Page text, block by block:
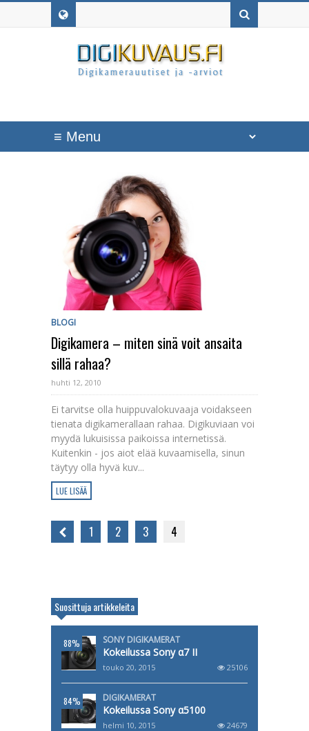
BLOGI
Digikamera – miten sinä voit ansaita
sillä rahaa?
huhti 12, 2010
Ei tarvitse olla huippuvalokuvaaja voidakseen
tienata digikamerallaan rahaa. Digikuviaan voi
myydä lukuisissa paikoissa internetissä.
Kuitenkin - jos aiot elää kuvaamisella, sinun
täytyy olla hyvä kuv...
LUE LISÄÄ
1 2 3 4
Suosittuja artikkeleita
88% SONY DIGIKAMERAT
Kokeilussa Sony α7 II
touko 20, 2015 25106
84% DIGIKAMERAT
Kokeilussa Sony α5100
helmi 10, 2015 24679